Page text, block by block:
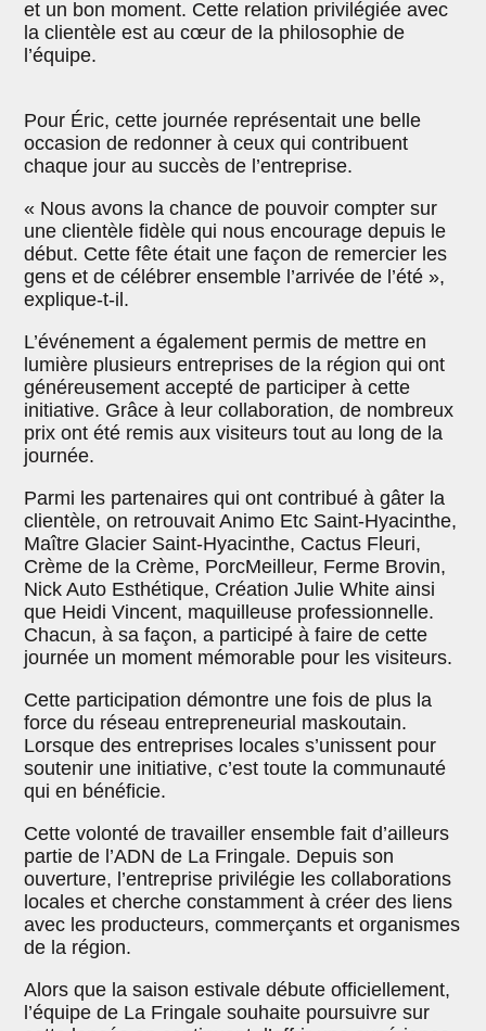
et un bon moment. Cette relation privilégiée avec
la clientèle est au cœur de la philosophie de
l’équipe.
Pour Éric, cette journée représentait une belle
occasion de redonner à ceux qui contribuent
chaque jour au succès de l’entreprise.
« Nous avons la chance de pouvoir compter sur
une clientèle fidèle qui nous encourage depuis le
début. Cette fête était une façon de remercier les
gens et de célébrer ensemble l’arrivée de l’été »,
explique-t-il.
L’événement a également permis de mettre en
lumière plusieurs entreprises de la région qui ont
généreusement accepté de participer à cette
initiative. Grâce à leur collaboration, de nombreux
prix ont été remis aux visiteurs tout au long de la
journée.
Parmi les partenaires qui ont contribué à gâter la
clientèle, on retrouvait Animo Etc Saint-Hyacinthe,
Maître Glacier Saint-Hyacinthe, Cactus Fleuri,
Crème de la Crème, PorcMeilleur, Ferme Brovin,
Nick Auto Esthétique, Création Julie White ainsi
que Heidi Vincent, maquilleuse professionnelle.
Chacun, à sa façon, a participé à faire de cette
journée un moment mémorable pour les visiteurs.
Cette participation démontre une fois de plus la
force du réseau entrepreneurial maskoutain.
Lorsque des entreprises locales s’unissent pour
soutenir une initiative, c’est toute la communauté
qui en bénéficie.
Cette volonté de travailler ensemble fait d’ailleurs
partie de l’ADN de La Fringale. Depuis son
ouverture, l’entreprise privilégie les collaborations
locales et cherche constamment à créer des liens
avec les producteurs, commerçants et organismes
de la région.
Alors que la saison estivale débute officiellement,
l’équipe de La Fringale souhaite poursuivre sur